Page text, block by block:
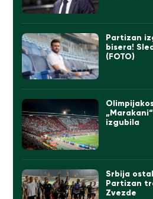
Partizan
bisera!
(FOTO)
izgubila
Srbija
Partizan
Zvezde